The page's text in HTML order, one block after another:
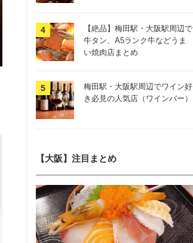
【絶品】梅田駅・大阪駅周辺で
牛タン、A5ランク牛などうま
い焼肉店まとめ
梅田駅・大阪駅周辺でワイン好
き必見の人気店（ワインバー）
【大阪】注目まとめ